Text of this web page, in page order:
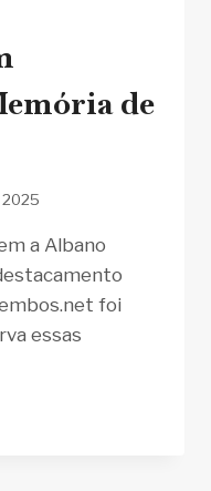
de
a Albano
foi
essas